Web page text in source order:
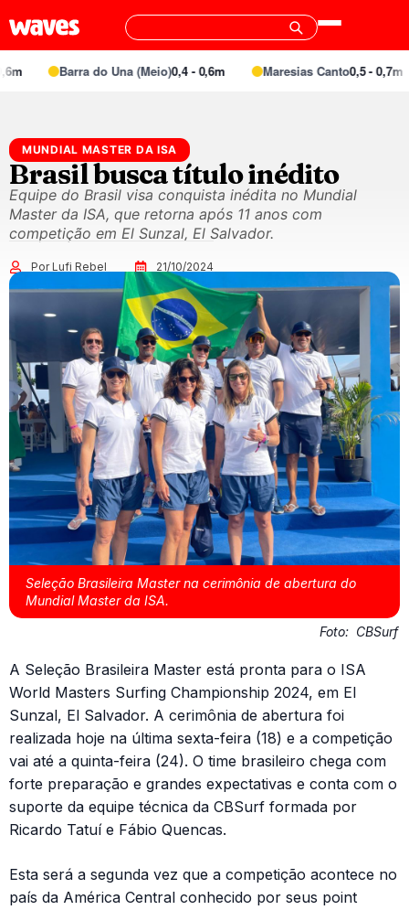
Barra do Una (Meio)0,4 - 0,6m Maresias Canto 0,5 - 0,7m
MUNDIAL MASTER DA ISA
Brasil busca título inédito
Equipe do Brasil visa conquista inédita no Mundial
Master da ISA, que retorna após 11 anos com
competição em El Sunzal, El Salvador.
Por Lufi Rebel 21/10/2024
Seleção Brasileira Master na cerimônia de abertura do
Mundial Master da ISA.
Foto: CBSurf
A Seleção Brasileira Master está pronta para o ISA
World Masters Surfing Championship 2024, em El
Sunzal, El Salvador. A cerimônia de abertura foi
realizada hoje na última sexta-feira (18) e a competição
vai até a quinta-feira (24). O time brasileiro chega com
forte preparação e grandes expectativas e conta com o
suporte da equipe técnica da CBSurf formada por
Ricardo Tatuí e Fábio Quencas.
Esta será a segunda vez que a competição acontece no
país da América Central conhecido por seus point